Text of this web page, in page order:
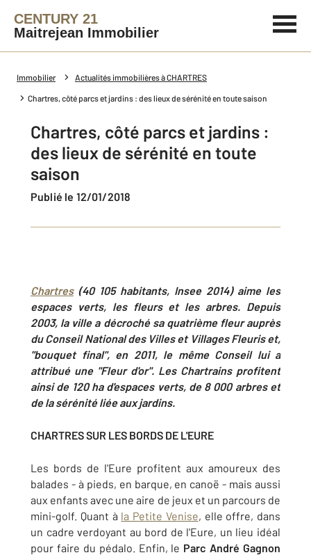
CENTURY 21
Maitrejean Immobilier
Immobilier Actualités immobilières à CHARTRES
Chartres, côté parcs et jardins : des lieux de sérénité en toute saison
Chartres, côté parcs et jardins :
des lieux de sérénité en toute
saison
Publié le 12/01/2018
Chartres(40 105 habitants, Insee 2014) aime les
espaces verts, les fleurs et les arbres. Depuis
2003, la ville a décroché sa quatrième fleur auprès
du Conseil National des Villes et Villages Fleuris et,
"bouquet final", en 2011, le même Conseil lui a
attribué une "Fleur d'or". Les Chartrains profitent
ainsi de 120 ha d'espaces verts, de 8 000 arbres et
de la sérénité liée aux jardins.
CHARTRES SUR LES BORDS DE L'EURE
Les bords de l'Eure profitent aux amoureux des
balades - à pieds, en barque, en canoë - mais aussi
aux enfants avec une aire de jeux et un parcours de
mini-golf. Quant à la Petite Venise, elle offre, dans
un cadre verdoyant au bord de l'Eure, un lieu idéal
pour faire du pédalo. Enfin, le Parc André Gagnon